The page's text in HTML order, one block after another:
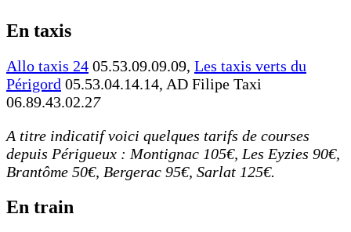
En taxis
Allo taxis 24 05.53.09.09.09, Les taxis verts du
Périgord 05.53.04.14.14, AD Filipe Taxi
06.89.43.02.27
A titre indicatif voici quelques tarifs de courses
depuis Périgueux : Montignac 105€, Les Eyzies 90€,
Brantôme 50€, Bergerac 95€, Sarlat 125€.
En train